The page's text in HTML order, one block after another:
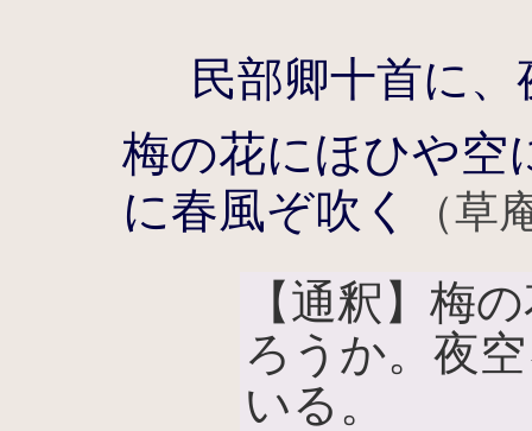
民部卿十首に、
梅の花にほひや空
に春風ぞ吹く
（草
【通釈】梅
ろうか。夜
いる。